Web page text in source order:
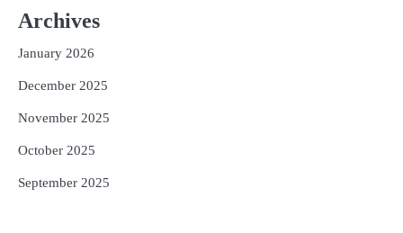
Archives
January 2026
December 2025
November 2025
October 2025
September 2025